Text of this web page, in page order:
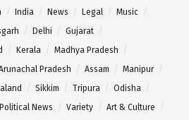
India News Legal
Music
Delhi
Gujarat
Kerala
Madhya Pradesh
Pradesh Assam
Manipur
Sikkim Tripura
Odisha
Political News Variety
Art & Culture